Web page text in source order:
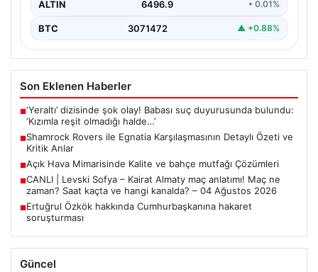
ALTIN 6496.9 • 0.01%
BTC 3071472 ▲ +0.88%
Son Eklenen Haberler
■‘Yeraltı’ dizisinde şok olay! Babası suç duyurusunda bulundu:
‘Kızımla reşit olmadığı halde…’
■Shamrock Rovers ile Egnatia Karşılaşmasının Detaylı Özeti ve
Kritik Anlar
■Açık Hava Mimarisinde Kalite ve bahçe mutfağı Çözümleri
■CANLI | Levski Sofya – Kairat Almaty maç anlatımı! Maç ne
zaman? Saat kaçta ve hangi kanalda? – 04 Ağustos 2026
■Ertuğrul Özkök hakkında Cumhurbaşkanına hakaret
soruşturması
Güncel